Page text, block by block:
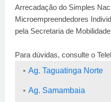
Arrecadação do Simples
Microempreendedores
pela Secretaria de
Para dúvidas, consulte o
Ag. Taguatinga Norte
Ag. Samambaia